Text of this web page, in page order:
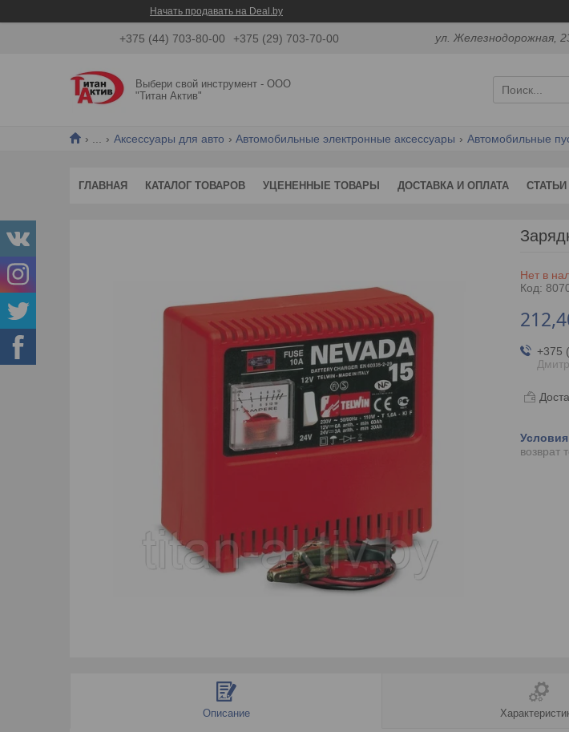
Начать продавать на Deal.by
+375 (44) 703-80-00 +375 (29) 703-70-00 ул. Железнодорожная,
Выбери свой инструмент - ООО
"Титан Актив"
Аксессуары для авто Автомобильные электронные аксессуары Автомобильные
ГЛАВНАЯ КАТАЛОГ ТОВАРОВ УЦЕНЕННЫЕ ТОВАРЫ ДОСТАВКА И ОПЛАТА СТАТЬИ
Нет в
Код:
+375
возврат
Описание